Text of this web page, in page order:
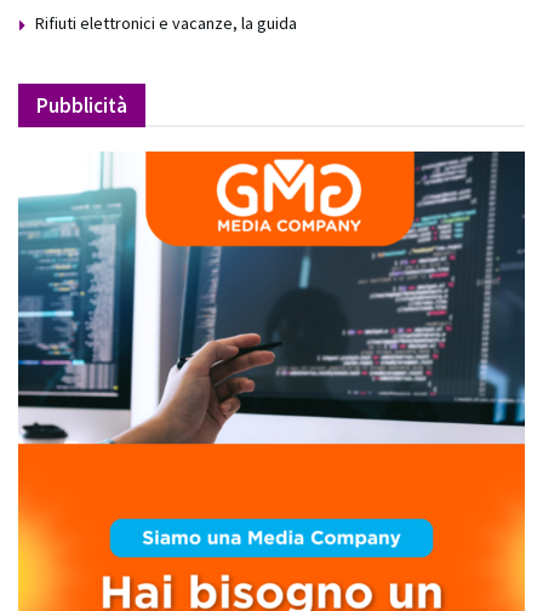
Rifiuti elettronici e vacanze, la guida
Pubblicità